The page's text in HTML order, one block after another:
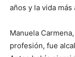
años y la vida
Manuela
profesión, fue